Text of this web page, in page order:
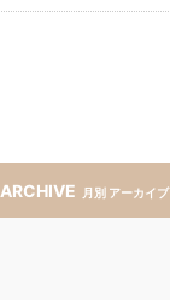
ARCHIVE 月別 アーカイブ